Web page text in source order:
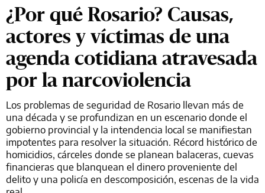
¿Por qué Rosario? Causas,
actores y víctimas de una
agenda cotidiana atravesada
por la narcoviolencia
Los problemas de seguridad de Rosario llevan más de
una década y se profundizan en un escenario donde el
gobierno provincial y la intendencia local se manifiestan
impotentes para resolver la situación. Récord histórico de
homicidios, cárceles donde se planean balaceras, cuevas
financieras que blanquean el dinero proveniente del
delito y una policía en descomposición, escenas de la vida